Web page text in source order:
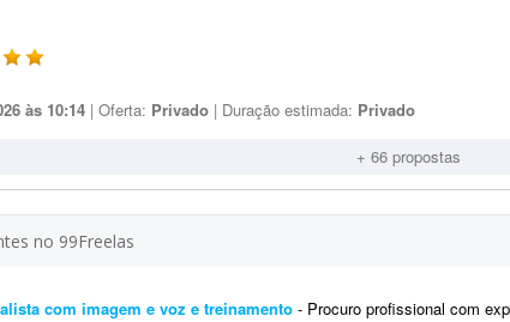
às 10:14 | Oferta: Privado | Duração estimada: Privado
+ 66 propostas
no 99Freelas
com imagem e voz e treinamento - Procuro profissional com experiência comprovada